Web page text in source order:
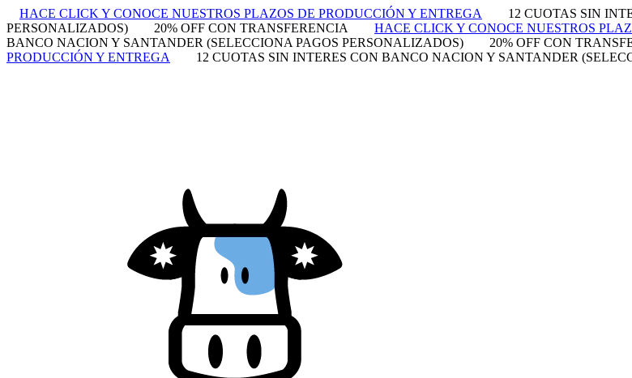
HACE CLICK Y CONOCE NUESTROS PLAZOS DE PRODUCCIÓN Y ENTREGA
12 CUOTAS SIN
PERSONALIZADOS)
20% OFF CON TRANSFERENCIA HACE CLICK Y CONOCE NUESTROS
BANCO NACION Y SANTANDER (SELECCIONA PAGOS PERSONALIZADOS)
20% OFF CON
PRODUCCIÓN Y ENTREGA
12 CUOTAS SIN INTERES CON BANCO NACION Y SANTANDER